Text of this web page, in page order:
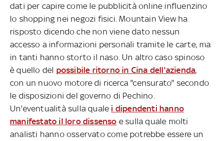
dati per capire come le pubblicità online influenzino
lo shopping nei negozi fisici. Mountain View ha
risposto dicendo che non viene dato nessun
accesso a informazioni personali tramite le carte, ma
in tanti hanno storto il naso. Un altro caso spinoso
è quello del possibile ritorno in Cina dell'azienda,
con un nuovo motore di ricerca "censurato" secondo
le disposizioni del governo di Pechino.
Un'eventualità sulla quale i dipendenti hanno
manifestato il loro dissenso e sulla quale molti
analisti hanno osservato come potrebbe essere un